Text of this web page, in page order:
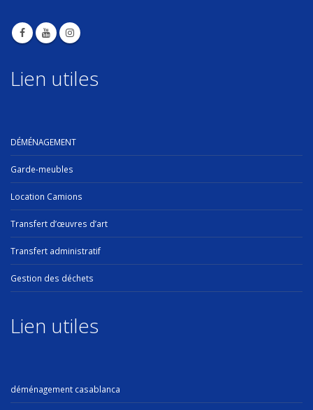
Lien utiles
DÉMÉNAGEMENT
Garde-meubles
Location Camions
Transfert d’œuvres d’art
Transfert administratif
Gestion des déchets
Lien utiles
déménagement casablanca